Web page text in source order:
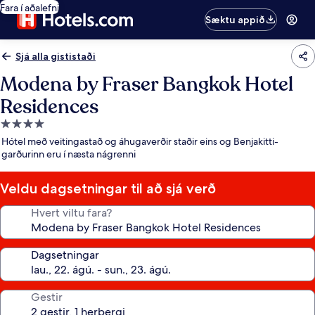
Fara í aðalefni
Sæktu appið
Sjá alla gististaði
Modena by Fraser Bangkok Hotel
Residences
4.0
stjörnu
gististaður
Hótel með veitingastað og áhugaverðir staðir eins og Benjakitti-
garðurinn eru í næsta nágrenni
Veldu dagsetningar til að sjá verð
Hvert viltu fara?
Dagsetningar
Gestir